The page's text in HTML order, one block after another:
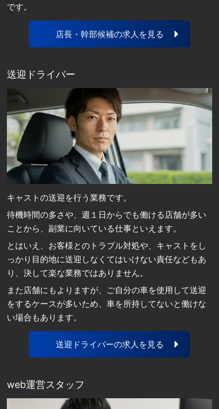
です。
店長・幹部候補の求人を見る
送迎ドライバー
キャストの送迎を行う業務です。
待機時間の多さや、週１日からでも働ける店舗が多い
ことから、副業に向いている仕事といえます。
とはいえ、お客様とのトラブル対処や、キャストをし
っかり目的地に送迎しなくてはいけない責任などもあ
り、決して楽な業務ではありません。
また店舗にもよりますが、ご自分の車を使用して送迎
をするケースが多いため、車を所持してないと働けな
い場合もあります。
送迎ドライバーの求人を見る
web運営スタッフ